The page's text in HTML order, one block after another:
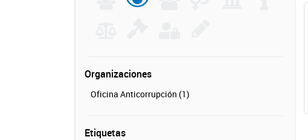
Organizaciones
Oficina Anticorrupción (1)
Etiquetas